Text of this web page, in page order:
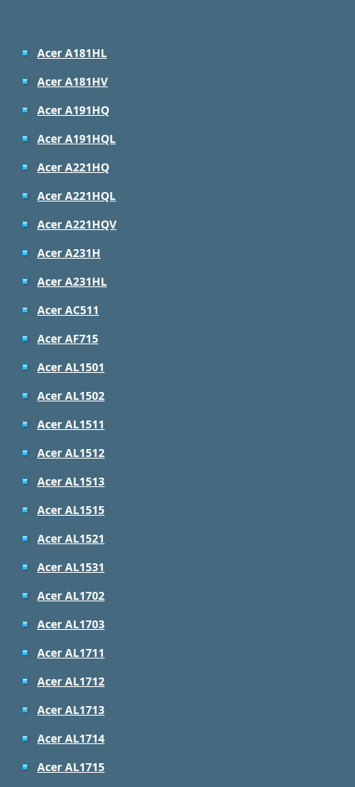
Acer A181HL
Acer A181HV
Acer A191HQ
Acer A191HQL
Acer A221HQ
Acer A221HQL
Acer A221HQV
Acer A231H
Acer A231HL
Acer AC511
Acer AF715
Acer AL1501
Acer AL1502
Acer AL1511
Acer AL1512
Acer AL1513
Acer AL1515
Acer AL1521
Acer AL1531
Acer AL1702
Acer AL1703
Acer AL1711
Acer AL1712
Acer AL1713
Acer AL1714
Acer AL1715